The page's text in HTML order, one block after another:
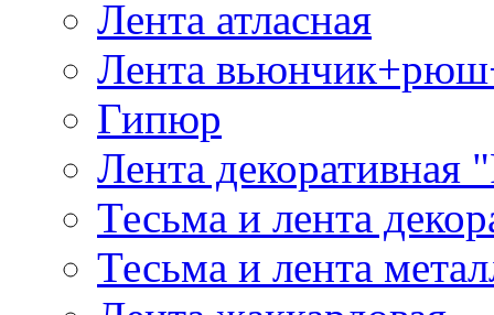
Лента атласная
Лента
Гипюр
Лента декоративная
Тесьма и лента
Тесьма и лента